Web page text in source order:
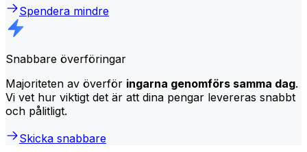
Spendera mindre
Snabbare överföringar
Majoriteten av överför ingarna genomförs samma dag.
Vi vet hur viktigt det är att dina pengar levereras snabbt
och pålitligt.
Skicka snabbare